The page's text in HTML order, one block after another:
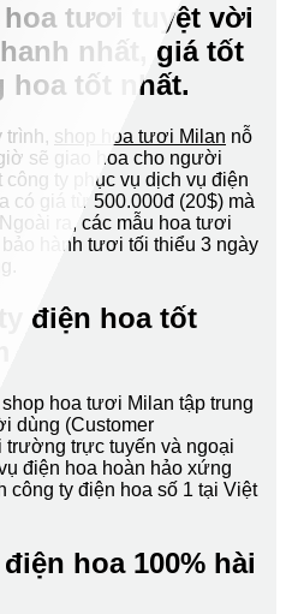
hoa tươi tuyệt vời
nhất, giá tốt
hoa tốt nhất.
trình, shop hoa tươi Milan nỗ
sẽ giao hoa cho người
ty phục vụ dịch vụ điện
có giá từ 500.000đ (20$) mà
ra, các mẫu hoa tươi
hành tươi tối thiểu 3 ngày
điện hoa tốt
hoa tươi Milan tập trung
dùng (Customer
trường trực tuyến và ngoại
điện hoa hoàn hảo xứng
công ty điện hoa số 1 tại Việt
hoa 100% hài